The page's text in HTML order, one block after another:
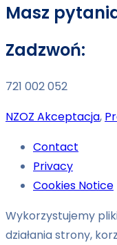
Masz
Zadzwoń:
721 002 052
NZOZ Akceptacja,
Contact
Privacy
Cookies Notice
Wykorzystujemy
działania strony,